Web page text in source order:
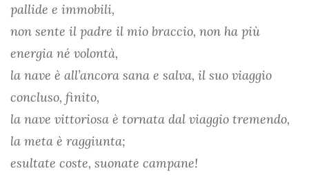
pallide e immobili,
non sente il padre il mio braccio, non ha più
energia né volontà,
la nave è all’ancora sana e salva, il suo viaggio
concluso, finito,
la nave vittoriosa è tornata dal viaggio tremendo,
la meta è raggiunta;
esultate coste, suonate campane!